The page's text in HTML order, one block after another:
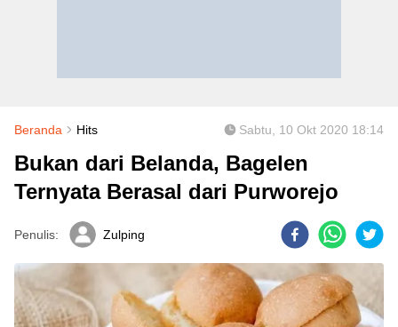
Beranda Hits Sabtu, 10 Okt 2020 18:14
Bukan dari Belanda, Bagelen
Ternyata Berasal dari Purworejo
Penulis: Zulping